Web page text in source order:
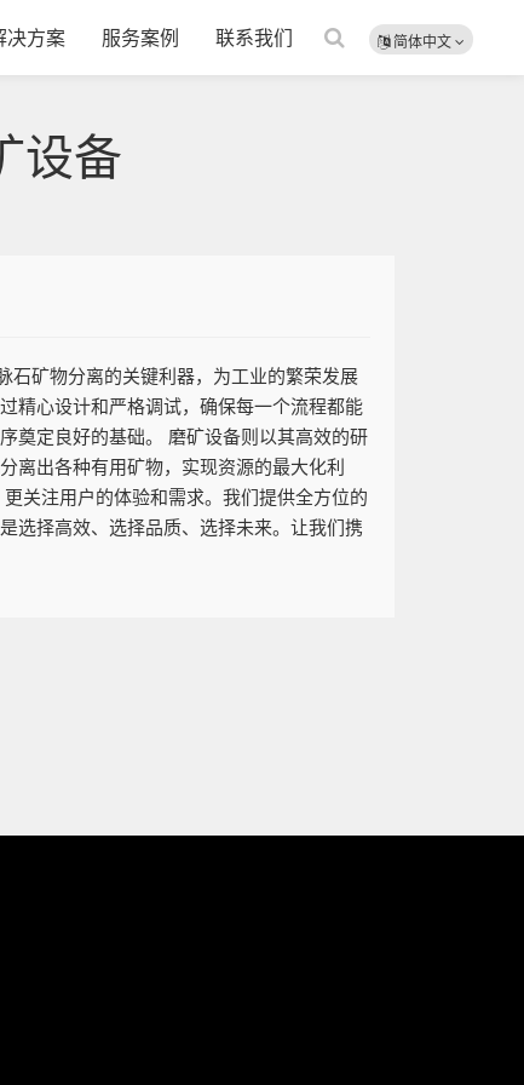
简体中文
决方案 服务案例 联系我们
设备
石矿物分离的关键利器，为工业的繁荣发展
精心设计和严格调试，确保每一个流程都能
奠定良好的基础。 磨矿设备则以其高效的研
离出各种有用矿物，实现资源的最大化利
关注用户的体验和需求。我们提供全方位的
选择高效、选择品质、选择未来。让我们携